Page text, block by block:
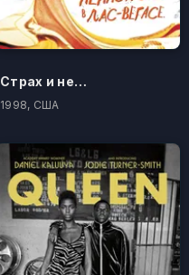
Cтрах и ненависть в Лас-Вегасе
1998, США